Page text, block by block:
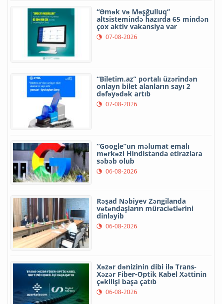
“Əmək və Məşğulluq”
altsistemində hazırda 65 mindən
çox aktiv vakansiya var
07-08-2026
“Biletim.az” portalı üzərindən
onlayn bilet alanların sayı 2
dəfəyədək artıb
07-08-2026
“Google”un məlumat emalı
mərkəzi Hindistanda etirazlara
səbəb olub
06-08-2026
Rəşad Nəbiyev Zəngilanda
vətəndaşların müraciətlərini
dinləyib
06-08-2026
Xəzər dənizinin dibi ilə Trans-
Xəzər Fiber-Optik Kabel Xəttinin
çəkilişi başa çatıb
06-08-2026